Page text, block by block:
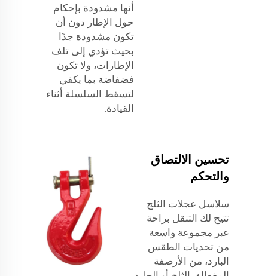
أنها مشدودة بإحكام
حول الإطار دون أن
تكون مشدودة جدًا
بحيث تؤدي إلى تلف
الإطارات، ولا تكون
فضفاضة بما يكفي
لتسقط السلسلة أثناء
القيادة.
تحسين الالتصاق
والتحكم
سلاسل عجلات الثلج
تتيح لك التنقل براحة
عبر مجموعة واسعة
من تحديات الطقس
البارد، من الأرصفة